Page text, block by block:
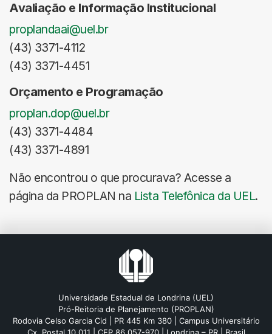
Avaliação e Informação Institucional
proplandaai@uel.br
(43) 3371-4112
(43) 3371-4451
Orçamento e Programação
proplan.dop@uel.br
(43) 3371-4484
(43) 3371-4891
Não encontrou o que procurava? Acesse a
página da PROPLAN na Lista Telefônica da UEL.
Universidade Estadual de Londrina (UEL)
Pró-Reitoria de Planejamento (PROPLAN)
Rodovia Celso Garcia Cid | PR 445 Km 380 | Campus Universitário